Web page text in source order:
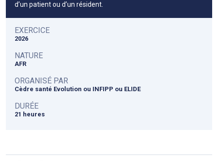
d’un patient ou d’un résident.
EXERCICE
2026
NATURE
AFR
ORGANISÉ PAR
Cèdre santé Evolution ou INFIPP ou ELIDE
DURÉE
21 heures